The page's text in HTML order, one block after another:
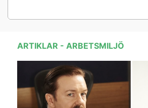
ARTIKLAR - ARBETSMILJÖ